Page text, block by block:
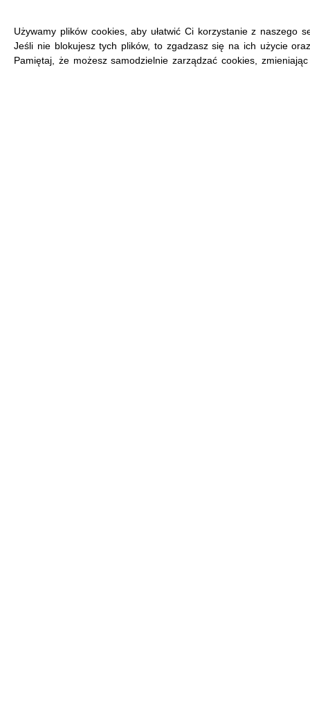
Używamy plików cookies, aby ułatwić Ci korzystanie z naszego
Jeśli nie blokujesz tych plików, to zgadzasz się na ich użycie
Pamiętaj, że możesz samodzielnie zarządzać cookies,